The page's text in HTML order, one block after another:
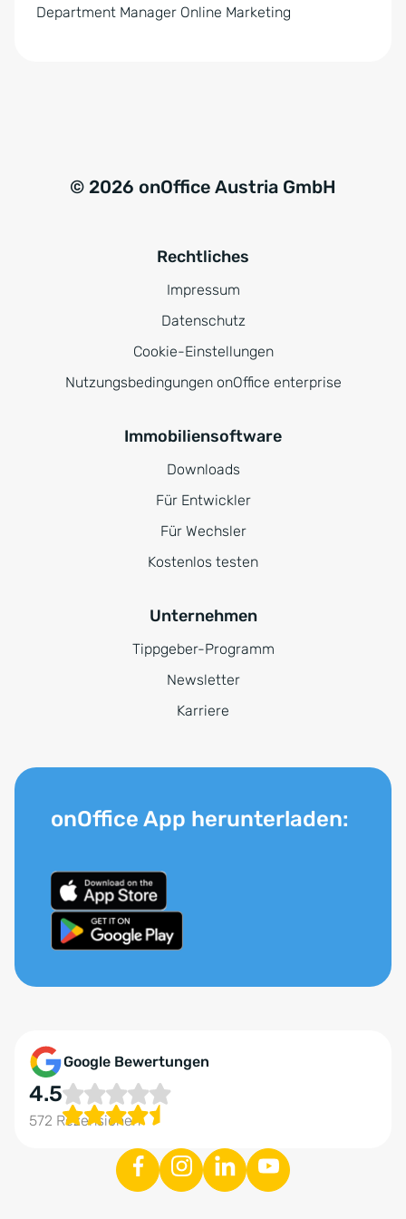
Department Manager Online Marketing
© 2026 onOffice Austria GmbH
Rechtliches
Impressum
Datenschutz
Cookie-Einstellungen
Nutzungsbedingungen onOffice enterprise
Immobiliensoftware
Downloads
Für Entwickler
Für Wechsler
Kostenlos testen
Unternehmen
Tippgeber-Programm
Newsletter
Karriere
Google Bewertungen
4.5
572 Rezensionen
onOffice App herunterladen: